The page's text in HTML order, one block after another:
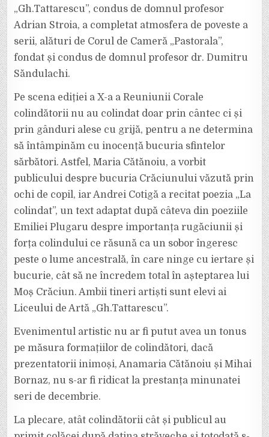
„Gh.Tattarescu”, condus de domnul profesor
Adrian Stroia, a completat atmosfera de poveste a
serii, alături de Corul de Cameră „Pastorala”,
fondat și condus de domnul profesor dr. Dumitru
Săndulachi.
Pe scena ediției a X-a a Reuniunii Corale
colindătorii nu au colindat doar prin cântec ci și
prin gânduri alese cu grijă, pentru a ne determina
să întâmpinăm cu inocență bucuria sfintelor
sărbători. Astfel, Maria Cătănoiu, a vorbit
publicului despre bucuria Crăciunului văzută prin
ochi de copil, iar Andrei Cotigă a recitat poezia „La
colindat”, un text adaptat după câteva din poeziile
Emiliei Plugaru despre importanța rugăciunii și
forța colindului ce răsună ca un sobor îngeresc
peste o lume ancestrală, în care ninge cu iertare și
bucurie, cât să ne încredem total în așteptarea lui
Moș Crăciun. Ambii tineri artiști sunt elevi ai
Liceului de Artă „Gh.Tattarescu”.
Evenimentul artistic nu ar fi putut avea un tonus
pe măsura formațiilor de colindători, dacă
prezentatorii inimoși, Anamaria Cătănoiu și Mihai
Bornaz, nu s-ar fi ridicat la prestanța minunatei
seri de decembrie.
La plecare, atât colindătorii cât și publicul au